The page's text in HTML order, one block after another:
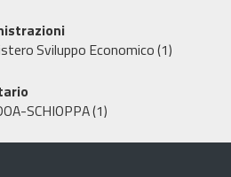
Sviluppo Economico(1)
SCHIOPPA(1)